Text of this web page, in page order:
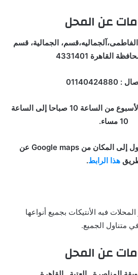
عن المحل
الفاطمى،آلجماليه،قسم، الجمالية، قسم
القاهرة 4331401
أوقات العمل : جميع أيام الأسبوع من الساعة 10 صباحا إلى الساعة
10 مساء.
اللوكيشن : يمكن الوصول إلى المكان من Google maps عن
هذا الرابط.
فبه الأنتيكات بجميع أنواعها
متناول الجميع.
عن المحل